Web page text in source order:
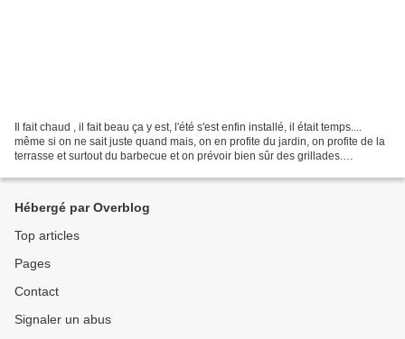
Il fait chaud , il fait beau ça y est, l'été s'est enfin installé, il était temps....
même si on ne sait juste quand mais, on en profite du jardin, on profite de la
terrasse et surtout du barbecue et on prévoir bien sûr des grillades.
Hébergé par Overblog
Top articles
Pages
Contact
Signaler un abus